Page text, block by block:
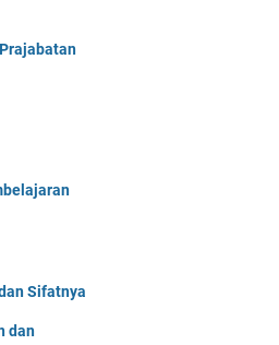
Sifatnya
dan